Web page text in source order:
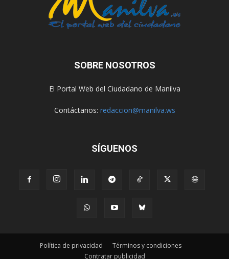
SOBRE NOSOTROS
El Portal Web del Ciudadano de Manilva
Contáctanos: redaccion@manilva.ws
SÍGUENOS
Política de privacidad
Términos y condiciones
Contratar publicidad